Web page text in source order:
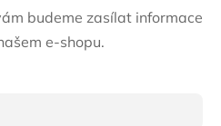
budeme zasílat informace
e-shopu.